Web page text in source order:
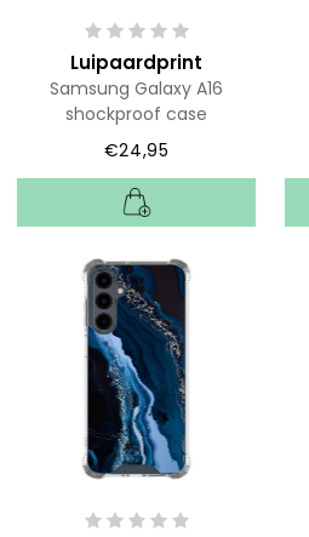
Luipaardprint
Samsung Galaxy A16
shockproof case
€24,95